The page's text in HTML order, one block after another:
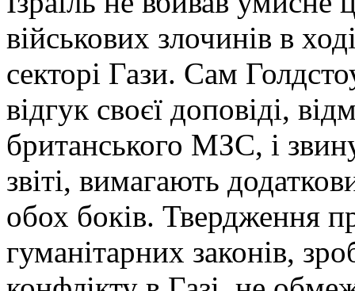
військових злочинів в
секторі Гази. Сам
відгук своєї доповіді,
британського МЗС, і
звіті, вимагають
обох боків. Твердження
гуманітарних законів,